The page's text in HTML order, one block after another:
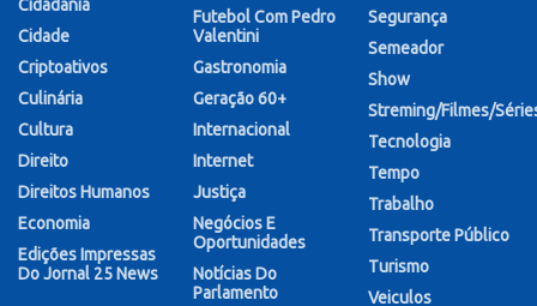
Cidadania
Cidade
Criptoativos
Culinária
Cultura
Direito
Direitos Humanos
Economia
Edições Impressas
Do Jornal 25 News
Futebol Com Pedro
Valentini
Gastronomia
Geração 60+
Internacional
Internet
Justiça
Negócios E
Oportunidades
Notícias Do
Parlamento
Segurança
Semeador
Show
Streming/Filmes/
Tecnologia
Tempo
Trabalho
Transporte Público
Turismo
Veiculos